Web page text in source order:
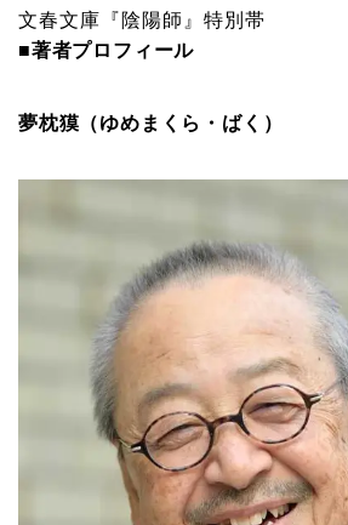
文春文庫『陰陽師』特別帯
■著者プロフィール
夢枕獏（ゆめまくら・ばく）